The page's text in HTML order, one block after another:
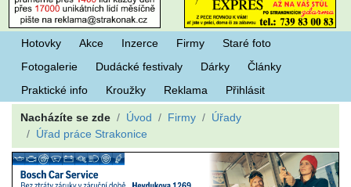
Hotovky Akce Inzerce Firmy
Staré foto
Fotogalerie
Dudácké festivaly Dárky
Články
Praktické info
Kroužky Reklama Přihlásit
Nacházíte se zde Úvod Firmy
Úřady
Úřad práce Strakonice